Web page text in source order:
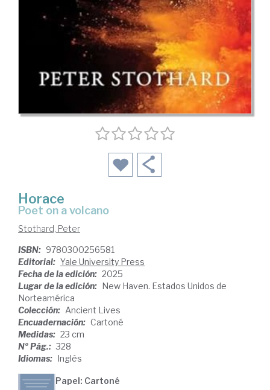
Horace
poet on a volcano
Stothard, Peter
ISBN: 9780300256581
Editorial: Yale University Press
Fecha de la edición: 2025
Lugar de la edición: New Haven. Estados Unidos de
Norteamérica
Colección: Ancient Lives
Encuadernación: Cartoné
Medidas: 23 cm
Nº Pág.: 328
Idiomas: Inglés
Papel: Cartoné